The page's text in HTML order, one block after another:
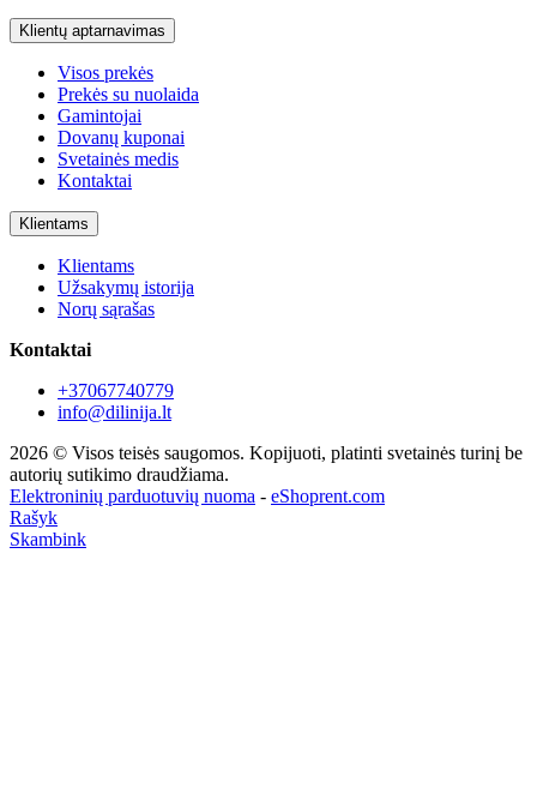
Klientų aptarnavimas
Visos prekės
Prekės su nuolaida
Gamintojai
Dovanų kuponai
Svetainės medis
Kontaktai
Klientams
Klientams
Užsakymų istorija
Norų sąrašas
Kontaktai
+37067740779
info@dilinija.lt
2026 © Visos teisės saugomos. Kopijuoti, platinti svetainės turinį be
autorių sutikimo draudžiama.
Elektroninių parduotuvių nuoma - eShoprent.com
Rašyk
Skambink